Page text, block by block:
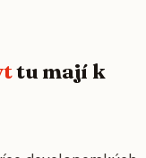
tu mají k